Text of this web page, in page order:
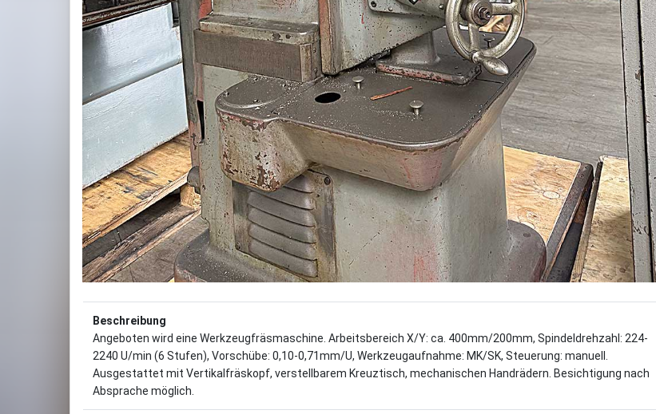
Beschreibung
Angeboten wird eine Werkzeugfräsmaschine. Arbeitsbereich X/Y: ca. 400mm/200mm, Spindeldrehzahl: 224-
2240 U/min (6 Stufen), Vorschübe: 0,10-0,71mm/U, Werkzeugaufnahme: MK/SK, Steuerung: manuell.
Ausgestattet mit Vertikalfräskopf, verstellbarem Kreuztisch, mechanischen Handrädern. Besichtigung nach
Absprache möglich.